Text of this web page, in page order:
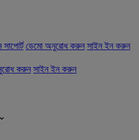
সাপোর্ট ডেমো অনুরোধ করুন সাইন ইন করুন
করুন সাইন ইন করুন